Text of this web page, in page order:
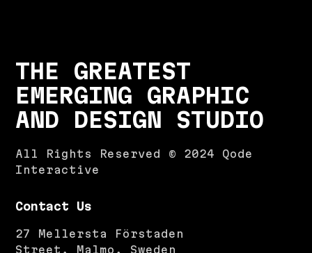
THE GREATEST
EMERGING GRAPHIC
AND DESIGN STUDIO
All Rights Reserved © 2024 Qode
Interactive
Contact Us
27 Mellersta Förstaden
Street, Malmo, Sweden